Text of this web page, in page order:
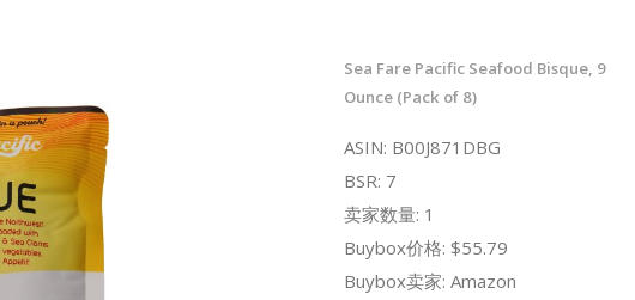
Sea Fare Pacific Seafood Bisque, 9
Ounce (Pack of 8)
ASIN: B00J871DBG
BSR: 7
卖家数量: 1
Buybox价格: $55.79
Buybox卖家: Amazon